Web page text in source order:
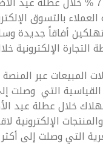
بالتسوق
أفاقاً جديدة
الإلكترونية
خلال عطلة عيد
التي وصلت إلى أكثر من